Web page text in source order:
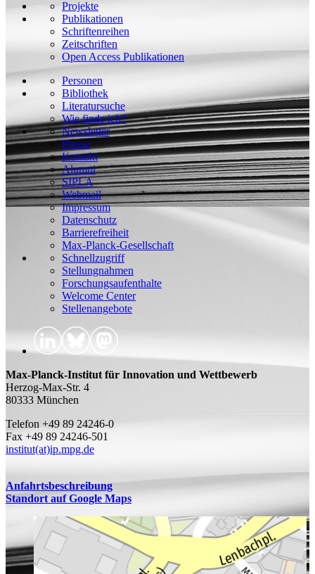
Projekte
Publikationen
Schriftenreihen
Zeitschriften
Open Access Publikationen
Personen
Bibliothek
Literatursuche
Wie finde ich?
Newsletter
Presse
Kontakt
Alumni
SIPLA
Webmail
Impressum
Datenschutz
Barrierefreiheit
Max-Planck-Gesellschaft
Schnellzugriff
Stellungnahmen
Forschungsaufenthalte
Welcome Center
Stellenangebote
Max-Planck-Institut für Innovation und Wettbewerb
Herzog-Max-Str. 4
80333 München
Telefon +49 89 24246-0
Fax +49 89 24246-501
institut(at)ip.mpg.de
Anfahrtsbeschreibung
Standort auf Google Maps